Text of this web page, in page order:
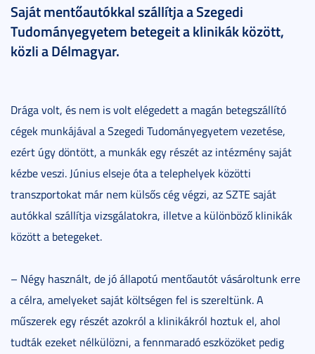
Saját mentőautókkal szállítja a Szegedi
Tudományegyetem betegeit a klinikák között,
közli a Délmagyar.
Drága volt, és nem is volt elégedett a magán betegszállító
cégek munkájával a Szegedi Tudományegyetem vezetése,
ezért úgy döntött, a munkák egy részét az intézmény saját
kézbe veszi. Június elseje óta a telephelyek közötti
transzportokat már nem külsős cég végzi, az SZTE saját
autókkal szállítja vizsgálatokra, illetve a különböző klinikák
között a betegeket.
– Négy használt, de jó állapotú mentőautót vásároltunk erre
a célra, amelyeket saját költségen fel is szereltünk. A
műszerek egy részét azokról a klinikákról hoztuk el, ahol
tudták ezeket nélkülözni, a fennmaradó eszközöket pedig